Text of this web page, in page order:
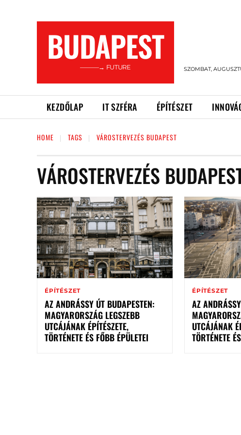
BUDAPEST
———→ FUTURE SZOMBAT,
KEZDŐLAP IT SZFÉRA ÉPÍTÉSZET
HOME TAGS VÁROSTERVEZÉS BUDAPEST
VÁROSTERVEZÉS
ÉPÍTÉSZET
AZ ANDRÁSSY ÚT BUDAPESTEN:
MAGYARORSZÁG LEGSZEBB
UTCÁJÁNAK ÉPÍTÉSZETE,
TÖRTÉNETE ÉS FŐBB ÉPÜLETEI
ÉPÍTÉSZET
AZ
UTCÁJÁNAK
TÖRTÉNETE